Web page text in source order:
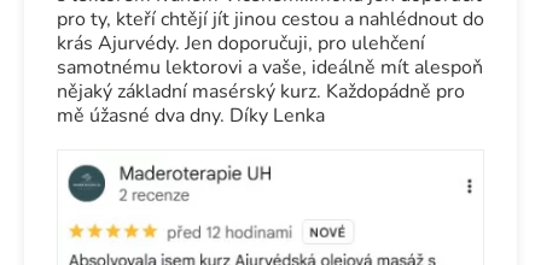
pro ty, kteří chtějí jít jinou cestou a nahlédnout do
krás Ajurvédy. Jen doporučuji, pro ulehčení
samotnému lektorovi a vaše, ideálně mít alespoň
nějaký základní masérský kurz. Každopádně pro
mě úžasné dva dny. Díky Lenka